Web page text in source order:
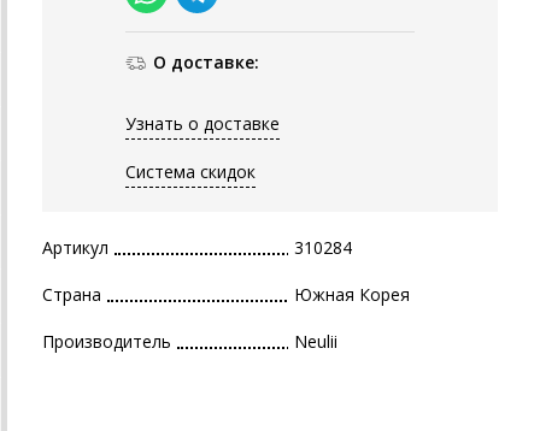
О доставке:
Узнать о доставке
Система скидок
Артикул 310284
Страна Южная Корея
Производитель Neulii